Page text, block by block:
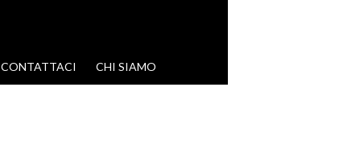
CONTATTACI CHI SIAMO